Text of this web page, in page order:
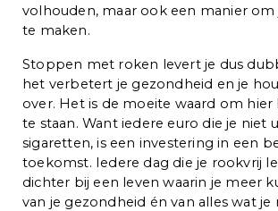
volhouden, maar ook een manier om
te maken.
Stoppen met roken levert je dus
het verbetert je gezondheid en je
over. Het is de moeite waard om hier
te staan. Want iedere euro die je niet
sigaretten, is een investering in een
toekomst. Iedere dag die je rookvrij
dichter bij een leven waarin je meer
van je gezondheid én van alles wat je